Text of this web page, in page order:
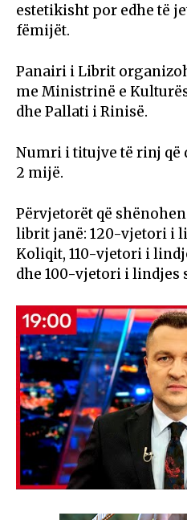
estetikisht por edhe të
fëmijët.
Panairi i Librit
me Ministrinë e
dhe Pallati i Rinisë.
Numri i titujve të rinj që
2 mijë.
Përvjetorët që
librit janë: 120-vjetori i
Koliqit, 110-vjetori i
dhe 100-vjetori i lindjes